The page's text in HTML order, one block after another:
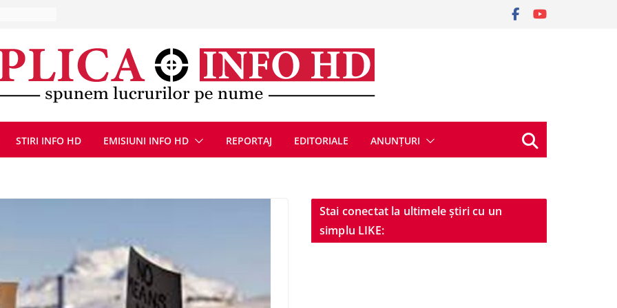
din
cu
DIN
STIRI INFO HD EMISIUNI INFO HD REPORTAJ EDITORIALE ANUNȚURI
Stai conectat la ultimele știri cu un
simplu LIKE: